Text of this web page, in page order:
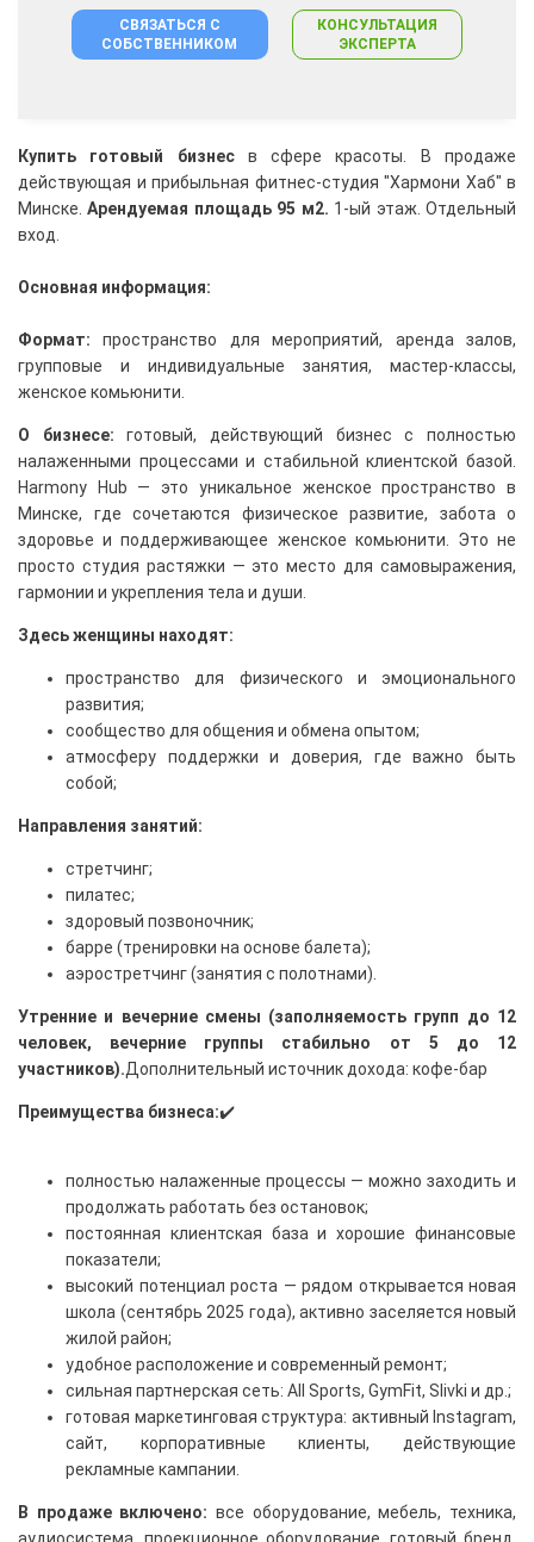
СВЯЗАТЬСЯ С
СОБСТВЕННИКОМ
КОНСУЛЬТАЦИЯ
ЭКСПЕРТА
Купить готовый бизнесв сфере красоты. В продаже
действующая и прибыльная фитнес-студия "Хармони Хаб" в
Минске.Арендуемая площадь 95 м2. 1-ый этаж. Отдельный
вход.
Основная информация:
Формат:пространство для мероприятий, аренда залов,
групповые и индивидуальные занятия, мастер-классы,
женское комьюнити.
О бизнесе: готовый, действующий бизнес с полностью
налаженными процессами и стабильной клиентской базой.
Harmony Hub — это уникальное женское пространство в
Минске, где сочетаются физическое развитие, забота о
здоровье и поддерживающее женское комьюнити. Это не
просто студия растяжки — это место для самовыражения,
гармонии и укрепления тела и души.
Здесь женщины находят:
пространство для физического и эмоционального
развития;
сообщество для общения и обмена опытом;
атмосферу поддержки и доверия, где важно быть
собой;
Направления занятий:
стретчинг;
пилатес;
здоровый позвоночник;
барре (тренировки на основе балета);
аэростретчинг (занятия с полотнами).
Утренние и вечерние смены (заполняемость групп до 12
человек, вечерние группы стабильно от 5 до 12
участников).Дополнительный источник дохода: кофе-бар
Преимущества бизнеса:✔️
полностью налаженные процессы — можно заходить и
продолжать работать без остановок;
постоянная клиентская база и хорошие финансовые
показатели;
высокий потенциал роста — рядом открывается новая
школа (сентябрь 2025 года), активно заселяется новый
жилой район;
удобное расположение и современный ремонт;
сильная партнерская сеть: All Sports, GymFit, Slivki и др.;
готовая маркетинговая структура: активный Instagram,
сайт, корпоративные клиенты, действующие
рекламные кампании.
В продаже включено: все оборудование, мебель, техника,